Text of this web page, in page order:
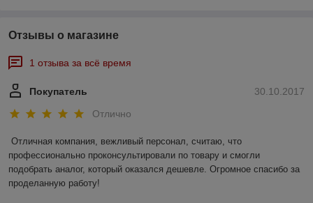
Отзывы о магазине
1 отзыва за всё время
30.10.2017
Покупатель
Отлично
Отличная компания, вежливый персонал, считаю, что
профессионально проконсультировали по товару и смогли
подобрать аналог, который оказался дешевле. Огромное спасибо за
проделанную работу!